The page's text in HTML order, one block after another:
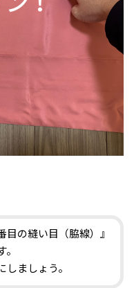
目の縫い目（脇線）』
しましょう。